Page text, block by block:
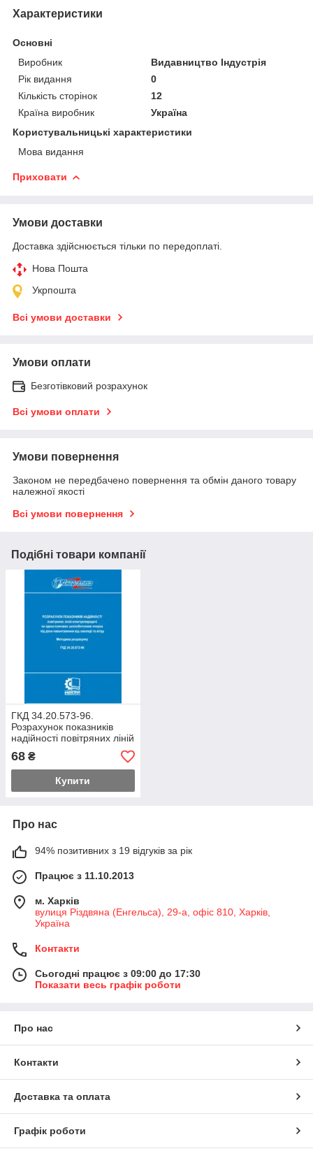
Характеристики
Основні
Виробник
Видавництво Індустрія
Рік видання
0
Кількість сторінок
12
Країна виробник
Україна
Користувальницькі характеристики
Мова видання
Приховати
Умови доставки
Доставка здійснюється тільки по передоплаті.
Нова Пошта
Укрпошта
Всі умови доставки
Умови оплати
Безготівковий розрахунок
Всі умови оплати
Умови повернення
Законом не передбачено повернення та обмін даного товару
належної якості
Всі умови повернення
Подібні товари компанії
ГКД 34.20.573-96.
Розрахунок показників
надійності повітряних ліній
електропередачі на
одностоякових залізобет
68 ₴
Купити
Про нас
94% позитивних з 19 відгуків за рік
Працює з 11.10.2013
м. Харків
вулиця Різдвяна (Енгельса), 29-а, офіс 810, Харків,
Україна
Контакти
Сьогодні працює з 09:00 до 17:30
Показати весь графік роботи
Про нас
Контакти
Доставка та оплата
Графік роботи